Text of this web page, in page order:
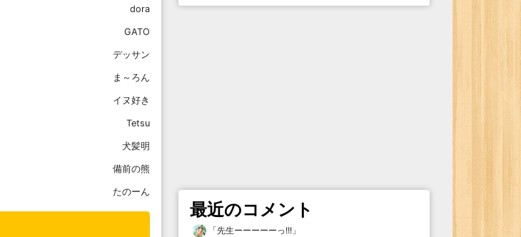
dora
GATO
デッサン
ま～ろん
イヌ好き
Tetsu
犬髪明
備前の熊
たのーん
最近のコメント
「先生ーーーーーっ!!! 」